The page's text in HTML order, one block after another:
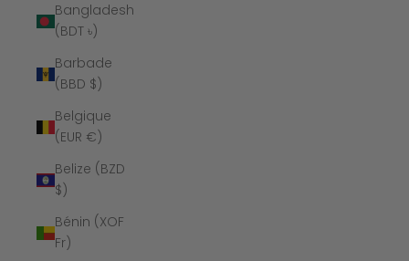
Bangladesh
(BDT ৳)
Barbade
(BBD $)
Belgique
(EUR €)
Belize (BZD
$)
Bénin (XOF
Fr)